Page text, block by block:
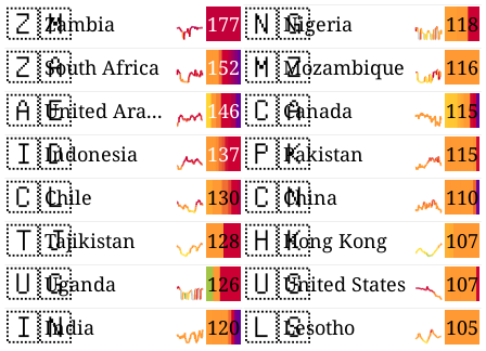
🇿🇲 177
Zambia
🇿🇦 152
South Africa
🇦🇪 146
United Arab Emirates
🇮🇩 137
Indonesia
🇨🇱 130
Chile
🇹🇯 128
Tajikistan
🇺🇬 126
Uganda
🇮🇳 120
India
🇳🇬 118
Nigeria
🇲🇿 116
Mozambique
🇨🇦 115
Canada
🇵🇰 115
Pakistan
🇨🇳 110
China
🇭🇰 107
Hong Kong
🇺🇸 107
United States
🇱🇸 105
Lesotho